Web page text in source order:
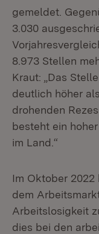
gemeldet.
3.030
8.973 Stellen
Kraut: „Das
deutlich höher
drohenden
besteht ein
im Land.“
Im Oktober
dem
Arbeitslosigkeit
dies bei den